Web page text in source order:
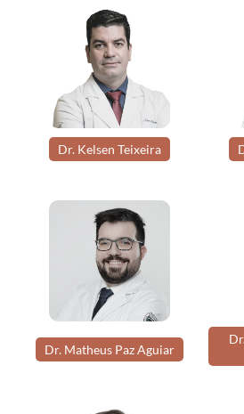
Dr. Kelsen Teixeira
Dr. Matheus Paz Aguiar